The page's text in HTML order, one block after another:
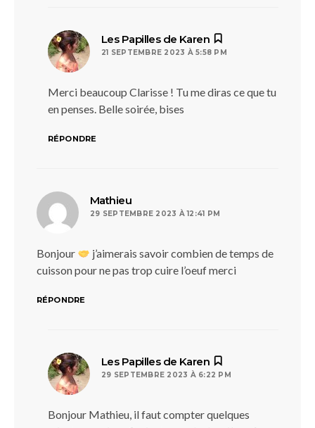
Les Papilles de Karen
21 SEPTEMBRE 2023 À 5:58 PM
Merci beaucoup Clarisse ! Tu me diras ce que tu
en penses. Belle soirée, bises
RÉPONDRE
Mathieu
29 SEPTEMBRE 2023 À 12:41 PM
Bonjour
j’aimerais savoir combien de temps de
cuisson pour ne pas trop cuire l’oeuf merci
RÉPONDRE
Les Papilles de Karen
29 SEPTEMBRE 2023 À 6:22 PM
Bonjour Mathieu, il faut compter quelques